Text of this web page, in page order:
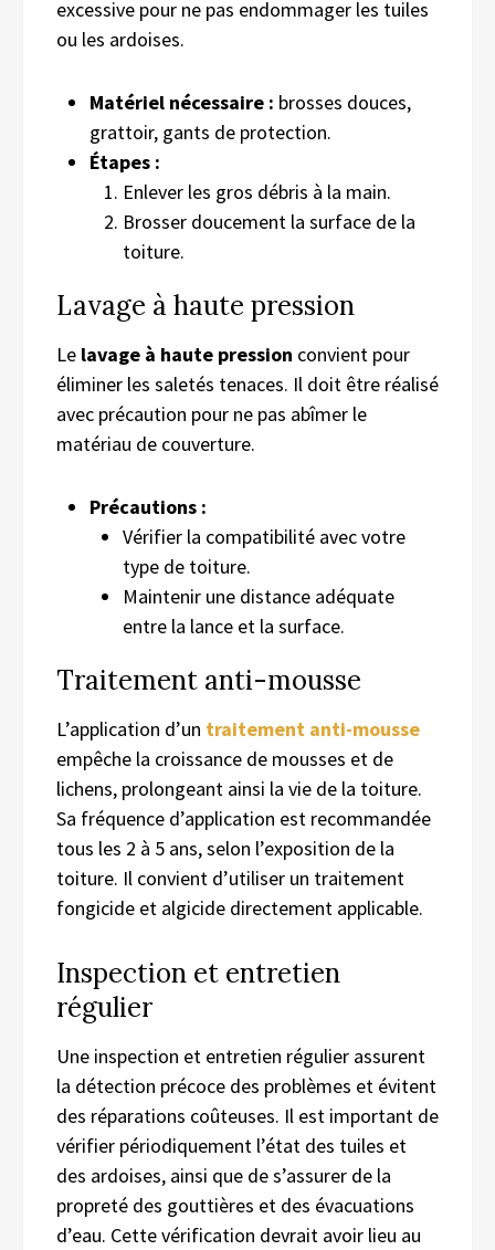
excessive pour ne pas endommager les tuiles
ou les ardoises.
Matériel nécessaire : brosses douces,
grattoir, gants de protection.
Étapes :
Enlever les gros débris à la main.
Brosser doucement la surface de la
toiture.
Lavage à haute pression
Le lavage à haute pression convient pour
éliminer les saletés tenaces. Il doit être réalisé
avec précaution pour ne pas abîmer le
matériau de couverture.
Précautions :
Vérifier la compatibilité avec votre
type de toiture.
Maintenir une distance adéquate
entre la lance et la surface.
Traitement anti-mousse
L’application d’un traitement anti-mousse
empêche la croissance de mousses et de
lichens, prolongeant ainsi la vie de la toiture.
Sa fréquence d’application est recommandée
tous les 2 à 5 ans, selon l’exposition de la
toiture. Il convient d’utiliser un traitement
fongicide et algicide directement applicable.
Inspection et entretien
régulier
Une inspection et entretien régulier assurent
la détection précoce des problèmes et évitent
des réparations coûteuses. Il est important de
vérifier périodiquement l’état des tuiles et
des ardoises, ainsi que de s’assurer de la
propreté des gouttières et des évacuations
d’eau. Cette vérification devrait avoir lieu au